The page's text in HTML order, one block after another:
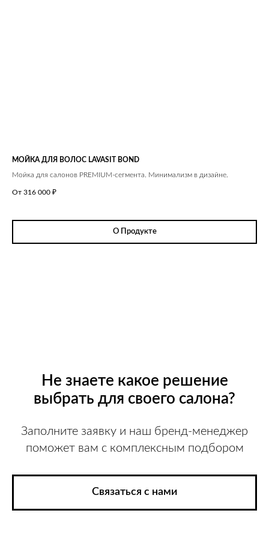
МОЙКА ДЛЯ ВОЛОС LAVASIT BOND
Мойка для салонов PREMIUM-сегмента. Минимализм в дизайне.
От 316 000 ₽
О Продукте
Не знаете какое решение
выбрать для своего салона?
Заполните заявку и наш бренд-менеджер
поможет вам с комплексным подбором
Связаться с нами